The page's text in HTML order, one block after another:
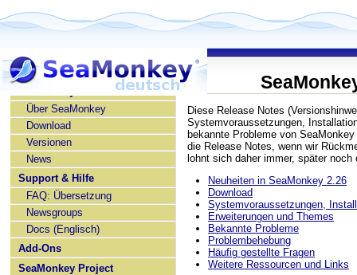
SeaMonkey deutsch
Über SeaMonkey
Download
Versionen
News
Support & Hilfe
FAQ: Übersetzung
Newsgroups
Docs (Englisch)
Add-Ons
SeaMonkey Project
Diese Release Notes
Systemvoraussetzungen,
bekannte Probleme von
die Release Notes, wenn wir
lohnt sich daher immer, später
Neuheiten in SeaMonkey 2.26
Download
Systemvoraussetzungen,
Erweiterungen und Themes
Bekannte Probleme
Problembehebung
Häufig gestellte Fragen
Weitere Ressourcen und Links